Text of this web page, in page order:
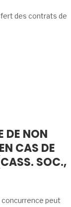
des contrats de
DE NON
CAS DE
SOC.,
concurrence peut